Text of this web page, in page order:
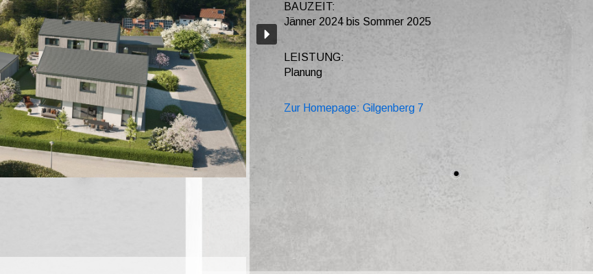
BAUZEIT:
Jänner 2024 bis Sommer 2025
LEISTUNG:
Planung
Zur Homepage: Gilgenberg 7